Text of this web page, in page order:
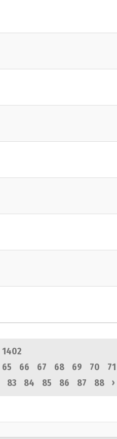
1402
65 66 67 68 69 70 71
83 84 85 86 87 88 ›